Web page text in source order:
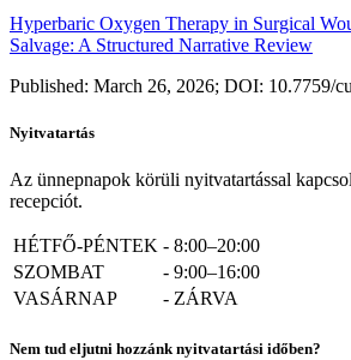
Hyperbaric Oxygen Therapy in Surgical
Salvage: A Structured Narrative Review
Published: March 26, 2026; DOI: 10.7759/
Nyitvatartás
Az ünnepnapok körüli nyitvatartással
recepciót.
HÉTFŐ-PÉNTEK - 8:00–20:00
SZOMBAT
- 9:00–16:00
VASÁRNAP
- ZÁRVA
Nem tud eljutni hozzánk nyitvatartási időben?